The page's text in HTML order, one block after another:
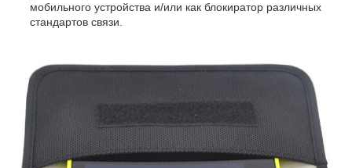
мобильного устройства и/или как блокиратор различных
стандартов связи.